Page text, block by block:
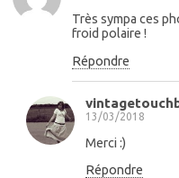
Très sympa ces
froid polaire !
Répondre
13/03/2018
Merci :)
Répondre